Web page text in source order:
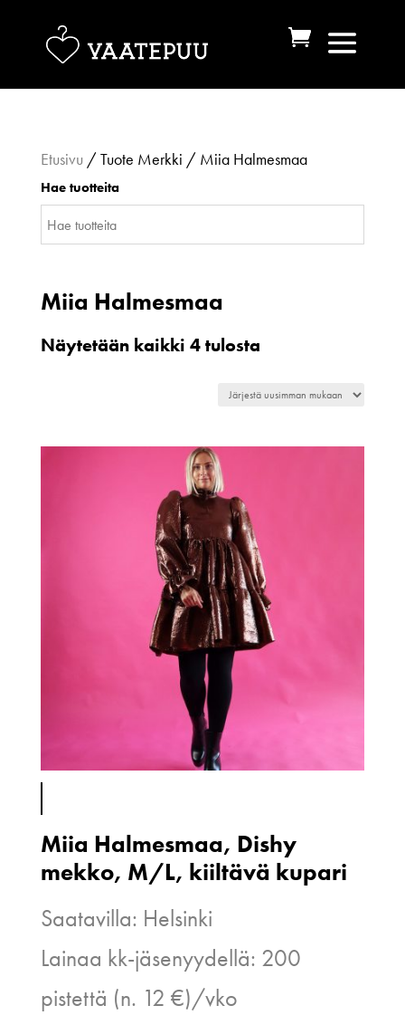
Etusivu / Tuote Merkki / Miia Halmesmaa
Hae tuotteita
Miia Halmesmaa
Näytetään kaikki 4 tulostaSorted
Miia Halmesmaa, Dishy
mekko, M/L, kiiltävä kupari
Saatavilla: Helsinki
Lainaa kk-jäsenyydellä: 200
pistettä (n. 12 €)/vko